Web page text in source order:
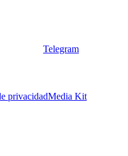
Telegram
privacidadMedia Kit